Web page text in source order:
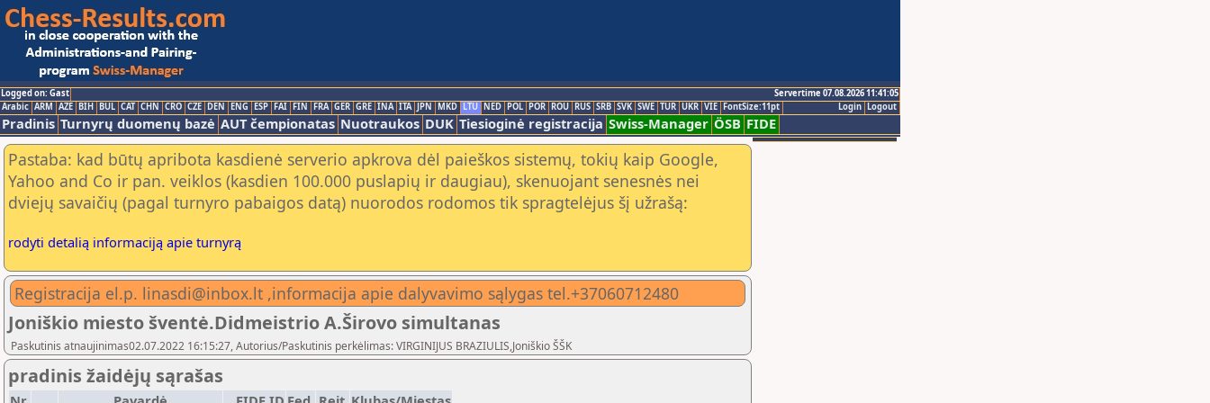
Logged on: Gast
Servertime 07.08.2026 11:41:05
Logout
Login
Arabic ARM AZE BIH BUL CAT CHN CRO CZE DEN ENG ESP FAI FIN FRA GER GRE INA ITA JPN MKD LTU NED POL POR ROU RUS SRB SVK SWE TUR UKR VIE FontSize:11pt
Pradinis Turnyrų duomenų bazė AUT čempionatas Nuotraukos DUK Tiesioginė registracija Swiss-Manager ÖSB FIDE
Pastaba: kad būtų apribota kasdienė serverio apkrova dėl paieškos sistemų, tokių kaip Google,
Yahoo and Co ir pan. veiklos (kasdien 100.000 puslapių ir daugiau), skenuojant senesnės nei
dviejų savaičių (pagal turnyro pabaigos datą) nuorodos rodomos tik spragtelėjus šį užrašą:
rodyti detalią informaciją apie turnyrą
Registracija el.p. linasdi@inbox.lt ,informacija apie dalyvavimo sąlygas tel.+37060712480
Joniškio miesto šventė.Didmeistrio A.Širovo simultanas
Paskutinis atnaujinimas02.07.2022 16:15:27, Autorius/Paskutinis perkėlimas: VIRGINIJUS BRAZIULIS,Joniškio ŠŠK
pradinis žaidėjų sąrašas